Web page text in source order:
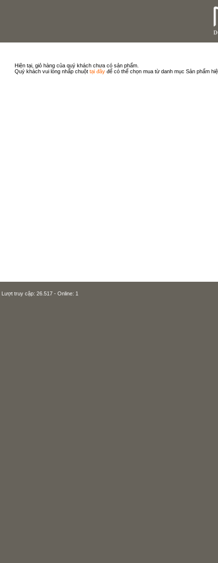
Hiện tại, giỏ hàng của quý khách chưa có sản phẩm.
Quý khách vui lòng nhấp chuột tại đây để có thể chọn mua từ danh mục Sản phẩm
Lượt truy cập: 26.517 - Online: 1